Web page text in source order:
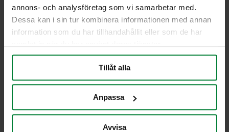
annons- och analysföretag som vi samarbetar med.
Dessa kan i sin tur kombinera informationen med annan
information som du har tillhandahållit eller som de har
Tillåt alla
Anpassa
Avvisa
säiliölle
Kansi 21/29
litran
Kansi 42
Kansi 60
Kansi 60